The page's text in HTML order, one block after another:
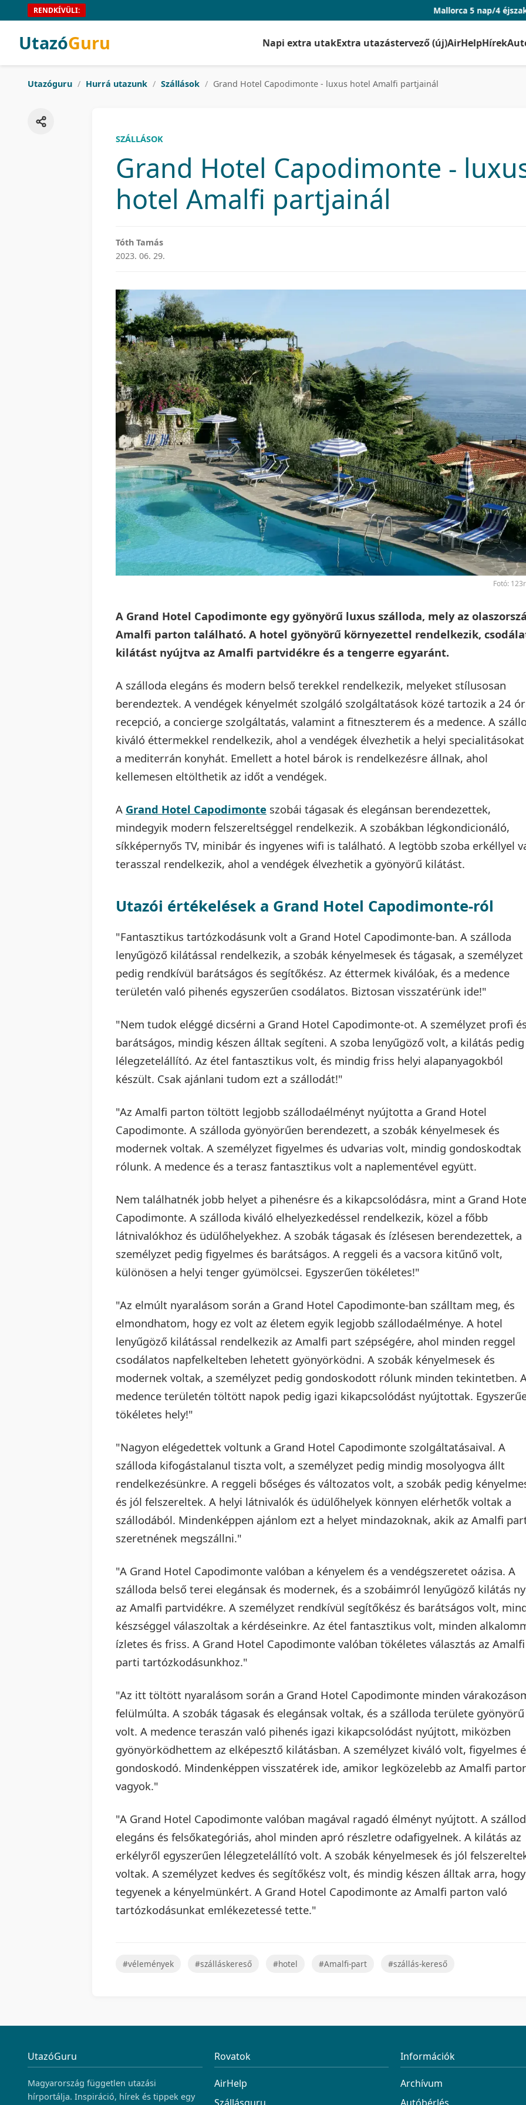
RENDKÍVÜLI: Mallorca 5 nap/4 éjszaka
UtazóGuru Napi extra utakExtra utazástervező (új)AirHelpHírek
Utazóguru / Hurrá utazunk / Szállások / Grand Hotel Capodimonte - luxus hotel Amalfi partjainál
SZÁLLÁSOK
Grand Hotel Capodimonte -
hotel Amalfi partjainál
Tóth Tamás
2023. 06. 29.
Fotó:
A Grand Hotel Capodimonte egy gyönyörű luxus szálloda, mely az
Amalfi parton található. A hotel gyönyörű környezettel rendelkezik,
kilátást nyújtva az Amalfi partvidékre és a tengerre egyaránt.
A szálloda elegáns és modern belső terekkel rendelkezik, melyeket stílusosan
berendeztek. A vendégek kényelmét szolgáló szolgáltatások közé tartozik a 24
recepció, a concierge szolgáltatás, valamint a fitneszterem és a medence. A
kiváló éttermekkel rendelkezik, ahol a vendégek élvezhetik a helyi specialitásokat
a mediterrán konyhát. Emellett a hotel bárok is rendelkezésre állnak, ahol
kellemesen eltölthetik az időt a vendégek.
A Grand Hotel Capodimonte szobái tágasak és elegánsan berendezettek,
mindegyik modern felszereltséggel rendelkezik. A szobákban légkondicionáló,
síkképernyős TV, minibár és ingyenes wifi is található. A legtöbb szoba erkéllyel
terasszal rendelkezik, ahol a vendégek élvezhetik a gyönyörű kilátást.
Utazói értékelések a Grand Hotel Capodimonte-ról
"Fantasztikus tartózkodásunk volt a Grand Hotel Capodimonte-ban. A szálloda
lenyűgöző kilátással rendelkezik, a szobák kényelmesek és tágasak, a személyzet
pedig rendkívül barátságos és segítőkész. Az éttermek kiválóak, és a medence
területén való pihenés egyszerűen csodálatos. Biztosan visszatérünk ide!"
"Nem tudok eléggé dicsérni a Grand Hotel Capodimonte-ot. A személyzet profi
barátságos, mindig készen álltak segíteni. A szoba lenyűgöző volt, a kilátás pedig
lélegzetelállító. Az étel fantasztikus volt, és mindig friss helyi alapanyagokból
készült. Csak ajánlani tudom ezt a szállodát!"
"Az Amalfi parton töltött legjobb szállodaélményt nyújtotta a Grand Hotel
Capodimonte. A szálloda gyönyörűen berendezett, a szobák kényelmesek és
modernek voltak. A személyzet figyelmes és udvarias volt, mindig gondoskodtak
rólunk. A medence és a terasz fantasztikus volt a naplementével együtt.
Nem találhatnék jobb helyet a pihenésre és a kikapcsolódásra, mint a Grand
Capodimonte. A szálloda kiváló elhelyezkedéssel rendelkezik, közel a főbb
látnivalókhoz és üdülőhelyekhez. A szobák tágasak és ízlésesen berendezettek, a
személyzet pedig figyelmes és barátságos. A reggeli és a vacsora kitűnő volt,
különösen a helyi tenger gyümölcsei. Egyszerűen tökéletes!"
"Az elmúlt nyaralásom során a Grand Hotel Capodimonte-ban szálltam meg, és
elmondhatom, hogy ez volt az életem egyik legjobb szállodaélménye. A hotel
lenyűgöző kilátással rendelkezik az Amalfi part szépségére, ahol minden reggel
csodálatos napfelkelteben lehetett gyönyörködni. A szobák kényelmesek és
modernek voltak, a személyzet pedig gondoskodott rólunk minden tekintetben.
medence területén töltött napok pedig igazi kikapcsolódást nyújtottak.
tökéletes hely!"
"Nagyon elégedettek voltunk a Grand Hotel Capodimonte szolgáltatásaival. A
szálloda kifogástalanul tiszta volt, a személyzet pedig mindig mosolyogva állt
rendelkezésünkre. A reggeli bőséges és változatos volt, a szobák pedig
és jól felszereltek. A helyi látnivalók és üdülőhelyek könnyen elérhetők voltak a
szállodából. Mindenképpen ajánlom ezt a helyet mindazoknak, akik az Amalfi
szeretnének megszállni."
"A Grand Hotel Capodimonte valóban a kényelem és a vendégszeretet oázisa. A
szálloda belső terei elegánsak és modernek, és a szobáimról lenyűgöző kilátás
az Amalfi partvidékre. A személyzet rendkívül segítőkész és barátságos volt,
készséggel válaszoltak a kérdéseinkre. Az étel fantasztikus volt, minden
ízletes és friss. A Grand Hotel Capodimonte valóban tökéletes választás az Amalfi
parti tartózkodásunkhoz."
"Az itt töltött nyaralásom során a Grand Hotel Capodimonte minden
felülmúlta. A szobák tágasak és elegánsak voltak, és a szálloda területe gyönyörű
volt. A medence teraszán való pihenés igazi kikapcsolódást nyújtott, miközben
gyönyörködhettem az elképesztő kilátásban. A személyzet kiváló volt, figyelmes
gondoskodó. Mindenképpen visszatérek ide, amikor legközelebb az Amalfi
vagyok."
"A Grand Hotel Capodimonte valóban magával ragadó élményt nyújtott. A
elegáns és felsőkategóriás, ahol minden apró részletre odafigyelnek. A kilátás az
erkélyről egyszerűen lélegzetelállító volt. A szobák kényelmesek és jól
voltak. A személyzet kedves és segítőkész volt, és mindig készen álltak arra, hogy
tegyenek a kényelmünkért. A Grand Hotel Capodimonte az Amalfi parton való
tartózkodásunkat emlékezetessé tette."
#vélemények #szálláskereső #hotel #Amalfi-part #szállás-kereső
UtazóGuru
Magyarország független utazási
hírportálja. Inspiráció, hírek és tippek egy
Rovatok
AirHelp
Információk
Archívum